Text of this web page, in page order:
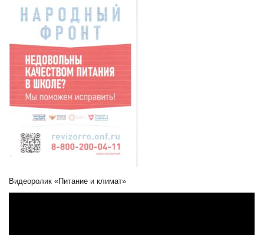
Видеоролик «Питание и климат»